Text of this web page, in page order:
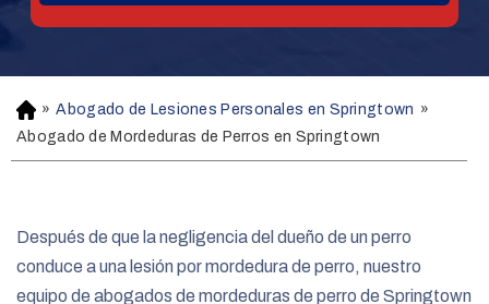
H
o
m
» Abogado de Lesiones Personales en Springtown »
Abogado de Mordeduras de Perros en Springtown
Después de que la negligencia del dueño de un perro
conduce a una lesión por mordedura de perro, nuestro
equipo de abogados de mordeduras de perro de Springtown